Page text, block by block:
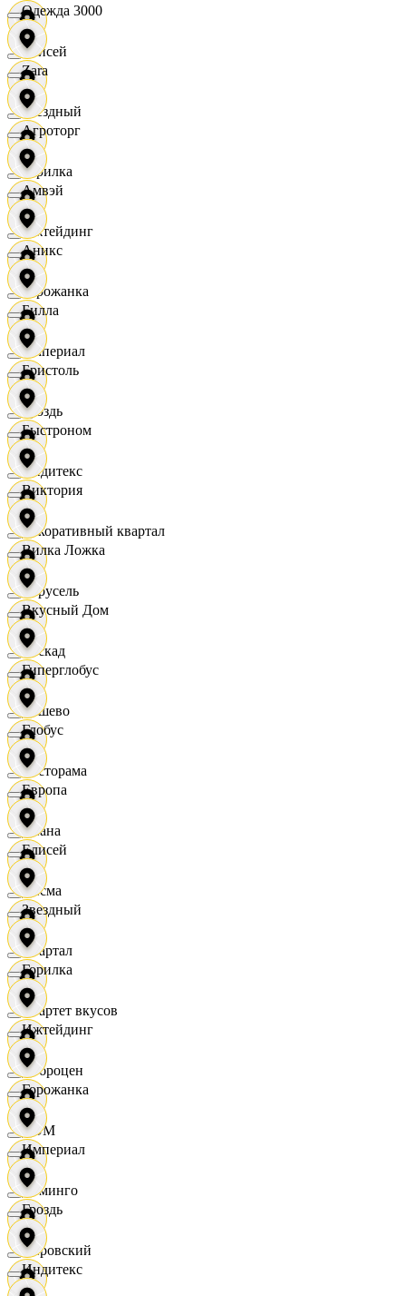
Елисей
Звездный
Горилка
Ижтейдинг
Горожанка
Империал
Гроздь
Индитекс
Декоративный квартал
Карусель
Каскад
Дёшево
Касторама
Диана
Дисма
Квартал
Квартет вкусов
Доброцен
ДОМ
Доминго
Кировский
Одежда 3000
Zara
Агроторг
Амвэй
Аникс
Билла
Бристоль
Быстроном
Виктория
Вилка Ложка
Вкусный Дом
Гиперглобус
Глобус
Европа
Елисей
Звездный
Горилка
Ижтейдинг
Горожанка
Империал
Гроздь
Индитекс